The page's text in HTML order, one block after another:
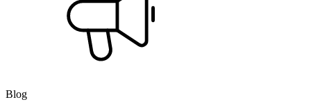
Blog